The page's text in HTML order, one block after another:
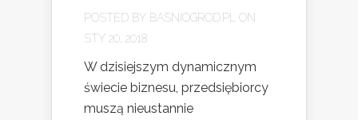
POSTED BY BASNIOGROD.PL
ON
STY 20, 2018
W dzisiejszym dynamicznym
świecie biznesu, przedsiębiorcy
muszą nieustannie